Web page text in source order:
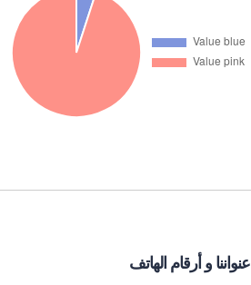
عنواننا و أرقام الهاتف